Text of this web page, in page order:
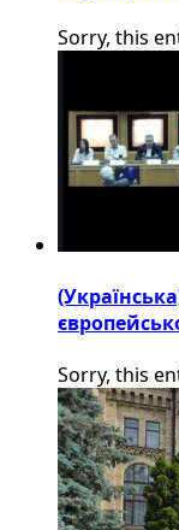
Sorry, this
Sorry, this